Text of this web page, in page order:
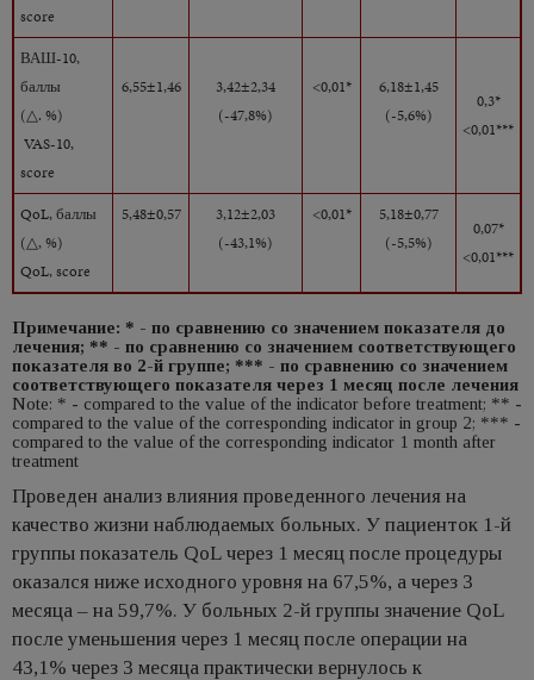
score
ВАШ-10,
баллы
(△. %)
VAS-10,
score
6,55±1,46
3,42±2,34
(-47,8%)
<0,01*
6,18±1,45
(-5,6%)
0,3*
<0,01***
QoL,баллы
(△, %)
QoL, score
5,48±0,57
3,12±2,03
(-43,1%)
<0,01*
5,18±0,77
(-5,5%)
0,07*
<0,01***
Примечание: * - по сравнению cо значением показателя до
лечения; ** - по сравнению со значением соответствующего
показателя во 2-й группе; *** - по сравнению со значением
соответствующего показателя через 1 месяц после лечения
Note: * - compared to the value of the indicator before treatment; ** -
compared to the value of the corresponding indicator in group 2; *** -
compared to the value of the corresponding indicator 1 month after
treatment
Проведен анализ влияния проведенного лечения на
качество жизни наблюдаемых больных. У пациенток 1-й
группы показатель QoL через 1 месяц после процедуры
оказался ниже исходного уровня на 67,5%, а через 3
месяца – на 59,7%. У больных 2-й группы значение QoL
после уменьшения через 1 месяц после операции на
43,1% через 3 месяца практически вернулось к